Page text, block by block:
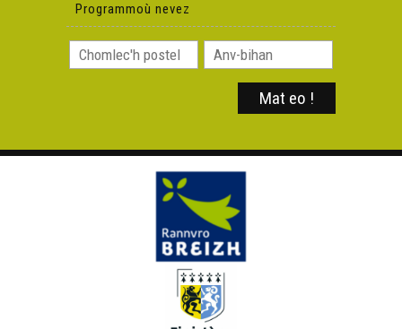
Programmoù nevez